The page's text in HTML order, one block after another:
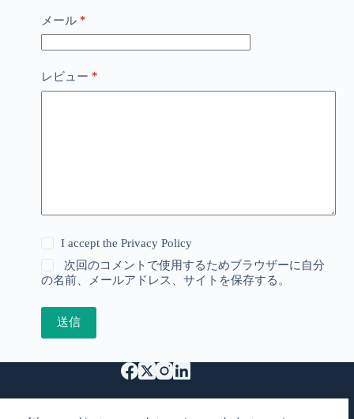
メール*
レビュー *
I accept thePrivacy Policy
次回のコメントで使用するためブラウザーに自分
の名前、メールアドレス、サイトを保存する。
送信